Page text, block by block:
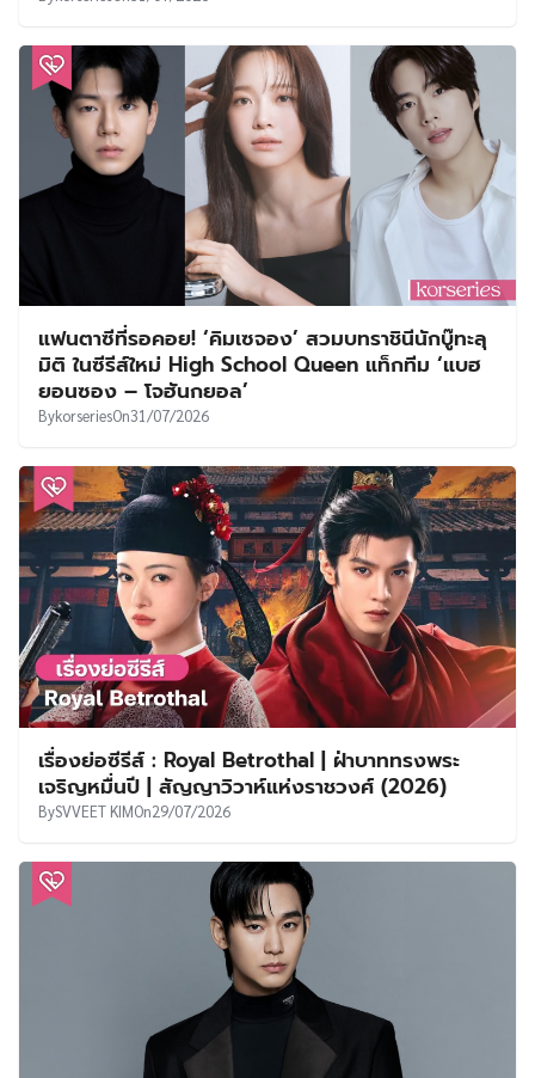
แฟนตาซีที่รอคอย! ‘คิมเซจอง’ สวมบทราชินีนักบู๊ทะลุ
มิติ ในซีรีส์ใหม่ High School Queen แท็กทีม ‘แบฮ
ยอนซอง – โจฮันกยอล’
BykorseriesOn31/07/2026
เรื่องย่อซีรีส์ : Royal Betrothal | ฝ่าบาททรงพระ
เจริญหมื่นปี | สัญญาวิวาห์แห่งราชวงศ์ (2026)
BySVVEET KIMOn29/07/2026